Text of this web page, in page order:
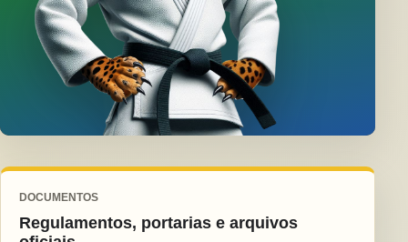
DOCUMENTOS
Regulamentos, portarias e arquivos